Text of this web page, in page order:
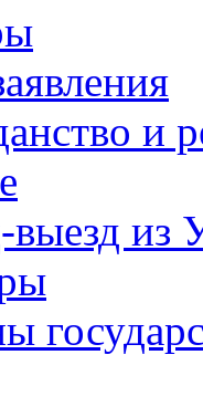
и
выезд из